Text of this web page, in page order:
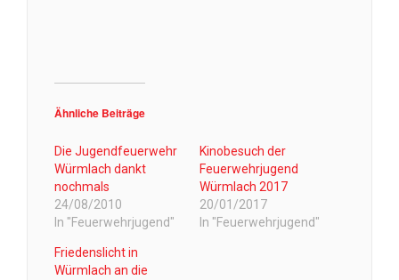
Ähnliche Beiträge
Die Jugendfeuerwehr
Würmlach dankt
nochmals
24/08/2010
In "Feuerwehrjugend"
Kinobesuch der
Feuerwehrjugend
Würmlach 2017
20/01/2017
In "Feuerwehrjugend"
Friedenslicht in
Würmlach an die